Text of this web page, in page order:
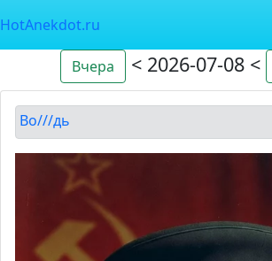
HotAnekdot.ru
Вчера < 2026-07-08 <
Во///дь